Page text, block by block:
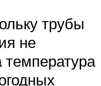
трубы
не
температура